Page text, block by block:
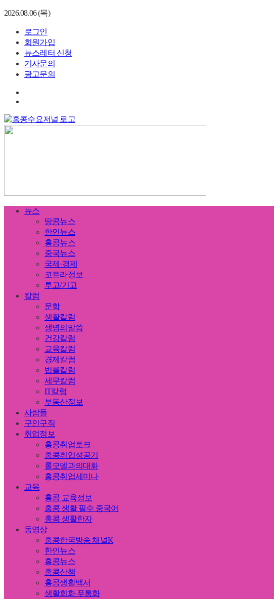
2026.08.06 (목)
로그인
회원가입
뉴스레터 신청
기사문의
광고문의
뉴스
땅콩뉴스
한인뉴스
홍콩뉴스
중국뉴스
국제·경제
코트라정보
투고/기고
칼럼
문학
생활칼럼
생명의말씀
건강칼럼
교육칼럼
경제칼럼
법률칼럼
세무칼럼
IT칼럼
부동산정보
사람들
구인구직
취업정보
홍콩취업토크
홍콩취업성공기
롤모델과의대화
홍콩취업세미나
교육
홍콩 교육정보
홍콩 생활 필수 중국어
홍콩 생활한자
동영상
홍콩한국방송 채널K
한인뉴스
홍콩뉴스
홍콩산책
홍콩생활백서
생활회화 푸통화